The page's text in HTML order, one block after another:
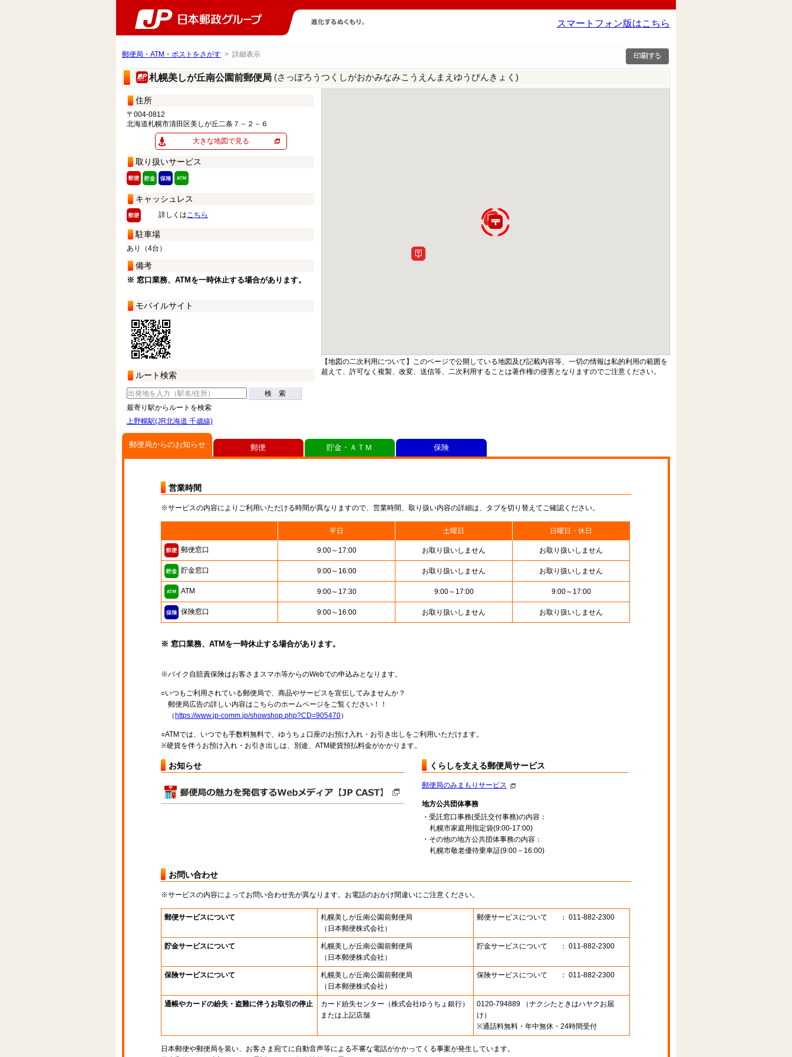
スマートフォン版はこちら
郵便局・ATM・ポストをさがす > 詳細表示
札幌美しが丘南公園前郵便局 (さっぽろうつくしがおかみなみこうえんまえゆうびんきょく)
住所
〒004-0812
北海道札幌市清田区美しが丘二条７－２－６
大きな地図で見る
取り扱いサービス
キャッシュレス
詳しくはこちら
駐車場
あり（4台）
備考
※ 窓口業務、ATMを一時休止する場合があります。
モバイルサイト
ルート検索
検 索
最寄り駅からルートを検索
上野幌駅(JR北海道 千歳線)
【地図の二次利用について】このページで公開している地図及び記載内容等、一切の情報は私的利用の範囲を
超えて、許可なく複製、改変、送信等、二次利用することは著作権の侵害となりますのでご注意ください。
郵便局からのお知らせ
営業時間
※サービスの内容によりご利用いただける時間が異なりますので、営業時間、取り扱い内容の詳細は、タブを切り替えてご確認ください。
平日 土曜日 日曜日・休日
郵便窓口 9:00～17:00 お取り扱いしません お取り扱いしません
貯金窓口 9:00～16:00 お取り扱いしません お取り扱いしません
ATM 9:00～17:30 9:00～17:00 9:00～17:00
保険窓口 9:00～16:00 お取り扱いしません お取り扱いしません
※ 窓口業務、ATMを一時休止する場合があります。
※バイク自賠責保険はお客さまスマホ等からのWebでの申込みとなります。
○いつもご利用されている郵便局で、商品やサービスを宣伝してみませんか？
郵便局広告の詳しい内容はこちらのホームページをご覧ください！！
（ https://www.jp-comm.jp/showshop.php?CD=905470）
○ATMでは、いつでも手数料無料で、ゆうちょ口座のお預け入れ・お引き出しをご利用いただけます。
※硬貨を伴うお預け入れ・お引き出しは、別途、ATM硬貨預払料金がかかります。
お知らせ くらしを支える郵便局サービス
郵便局のみまもりサービス
地方公共団体事務
・受託窓口事務(受託交付事務)の内容：
札幌市家庭用指定袋(9:00-17:00)
・その他の地方公共団体事務の内容：
札幌市敬老優待乗車証(9:00－16:00)
お問い合わせ
※サービスの内容によってお問い合わせ先が異なります。お電話のおかけ間違いにご注意ください。
郵便サービスについて
札幌美しが丘南公園前郵便局
（日本郵便株式会社）
郵便サービスについて ： 011-882-2300
貯金サービスについて
札幌美しが丘南公園前郵便局
（日本郵便株式会社）
貯金サービスについて ： 011-882-2300
保険サービスについて
札幌美しが丘南公園前郵便局
（日本郵便株式会社）
保険サービスについて ： 011-882-2300
通帳やカードの紛失・盗難に伴うお取引の停止 カード紛失センター （株式会社ゆうちょ銀行）
または上記店舗
0120-794889 （ナクシたときはハヤクお届
け）
※通話料無料・年中無休・24時間受付
日本郵便や郵便局を装い、お客さま宛てに自動音声等による不審な電話がかかってくる事案が発生しています。
郵便 貯金・ＡＴＭ 保険